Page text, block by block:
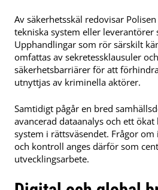
Av säkerhetsskäl redovisar
tekniska system eller leverantörer
Upphandlingar som rör särskilt
omfattas av sekretessklausuler
säkerhetsbarriärer för att
utnyttjas av kriminella aktörer.
Samtidigt pågår en bred
avancerad dataanalys och ett
system i rättsväsendet. Frågor
och kontroll anges därför som
utvecklingsarbete.